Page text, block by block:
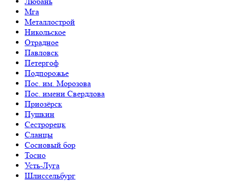
Мга
Металлострой
Никольское
Отрадное
Павловск
Петергоф
Подпорожье
Пос. им. Морозова
Пос. имени Свердлова
Приозёрск
Пушкин
Сестрорецк
Сланцы
Сосновый бор
Тосно
Усть-Луга
Шлиссельбург